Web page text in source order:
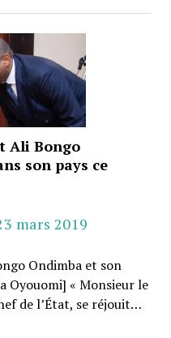
Ali Bongo
son pays ce
mars 2019
Ondimba et son
Oyouomi] « Monsieur le
de l’État, se réjouit…